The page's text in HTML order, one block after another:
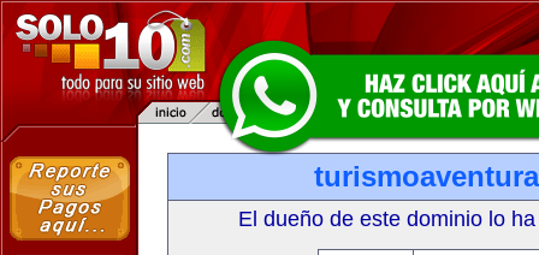
El dueño de este dominio lo